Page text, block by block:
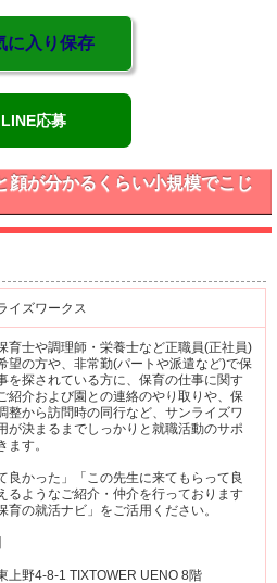
に入り保存
LINE応募
顔が分かるくらい小規模でこじ
イズワークス
育士や調理師・栄養士など正職員(正社員)
望の方や、非常勤(パートや派遣など)で保
を探されている方に、保育の仕事に関す
紹介および園との連絡のやり取りや、保
整から訪問時の同行など、サンライズワ
が決まるまでしっかりと就職活動のサポ
ます。
良かった」「この先生に来てもらって良
るようなご紹介・仲介を行っております
育の就活ナビ」をご活用ください。
上野4-8-1 TIXTOWER UENO 8階